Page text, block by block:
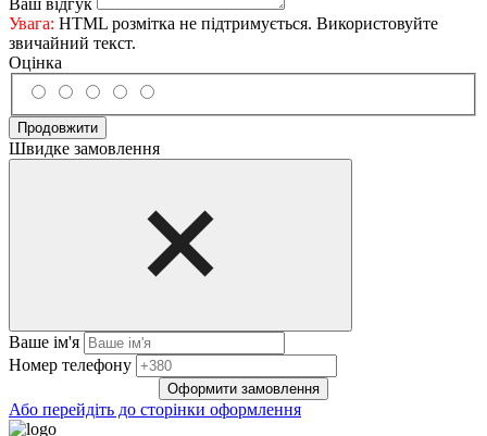
Ваш відгук
Увага: HTML розмітка не підтримується. Використовуйте
звичайний текст.
Оцінка
Продовжити
Швидке замовлення
Ваше ім'я
Нoмep тeлeфoнy
Оформити замовлення
Або перейдіть до сторінки оформлення